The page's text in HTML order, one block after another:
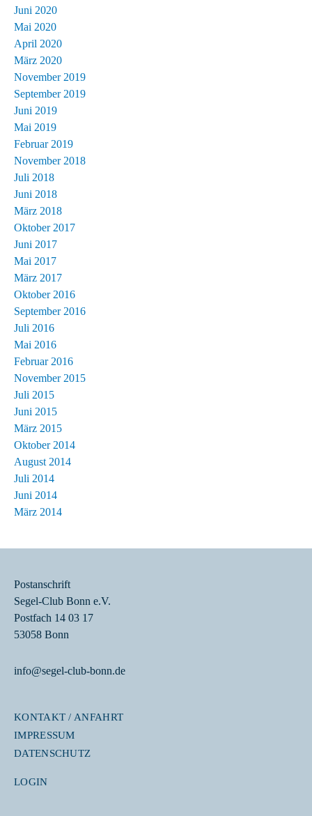
Juni 2020
Mai 2020
April 2020
März 2020
November 2019
September 2019
Juni 2019
Mai 2019
Februar 2019
November 2018
Juli 2018
Juni 2018
März 2018
Oktober 2017
Juni 2017
Mai 2017
März 2017
Oktober 2016
September 2016
Juli 2016
Mai 2016
Februar 2016
November 2015
Juli 2015
Juni 2015
März 2015
Oktober 2014
August 2014
Juli 2014
Juni 2014
März 2014
Postanschrift
Segel-Club Bonn e.V.
Postfach 14 03 17
53058 Bonn
info@segel-club-bonn.de
KONTAKT / ANFAHRT
IMPRESSUM
DATENSCHUTZ
LOGIN